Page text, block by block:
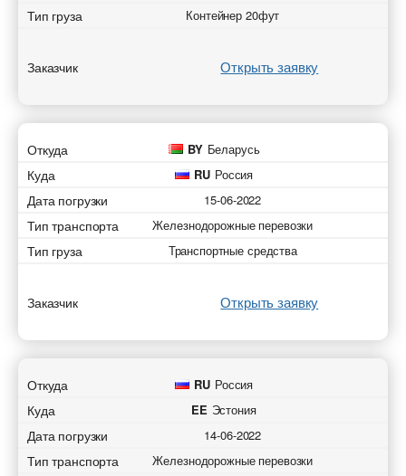
Тип груза Контейнер 20фут
Заказчик Открыть заявку
Откуда BY Беларусь
Куда RU Россия
Дата погрузки 15-06-2022
Тип транспорта Железнодорожные перевозки
Тип груза Транспортные средства
Заказчик Открыть заявку
Откуда RU Россия
Куда EE Эстония
Дата погрузки 14-06-2022
Тип транспорта Железнодорожные перевозки